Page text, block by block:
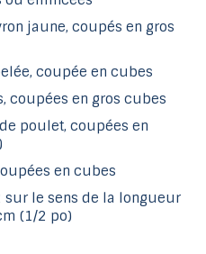
jaune, coupés en gros
coupée en cubes
coupées en gros cubes
poulet, coupées en
en cubes
sur le sens de la longueur
(1/2 po)